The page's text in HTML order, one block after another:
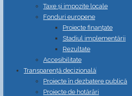
Taxe și impozite locale
Fonduri europene
Proiecte finanțate
Stadiul implementării
Rezultate
Accesibilitate
Transparență decizională
Proiecte în dezbatere publică
Proiecte de hotărâri